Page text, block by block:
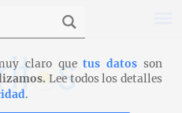
claro quetus datos son
Lee todos los detalles
.